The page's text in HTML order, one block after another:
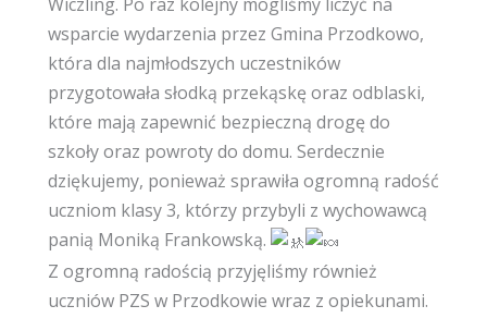
Wiczling. Po raz kolejny mogliśmy liczyć na
wsparcie wydarzenia przez Gmina Przodkowo,
która dla najmłodszych uczestników
przygotowała słodką przekąskę oraz odblaski,
które mają zapewnić bezpieczną drogę do
szkoły oraz powroty do domu. Serdecznie
dziękujemy, ponieważ sprawiła ogromną radość
uczniom klasy 3, którzy przybyli z wychowawcą
panią Moniką Frankowską.
Z ogromną radością przyjęliśmy również
uczniów PZS w Przodkowie wraz z opiekunami.